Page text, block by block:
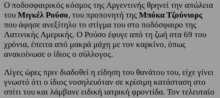
Ο ποδοσφαιρικός κόσμος της Αργεντινής θρηνεί την απώλεια
του Μιγκέλ Ρούσο, του προπονητή της Μπόκα Τζούνιορς
που άφησε ανεξίτηλο το στίγμα του στο ποδόσφαιρο της
Λατινικής Αμερικής. Ο Ρούσο έφυγε από τη ζωή στα 69 του
χρόνια, έπειτα από μακρά μάχη με τον καρκίνο, όπως
ανακοίνωσε ο ίδιος ο σύλλογος.
Λίγες ώρες πριν διαδοθεί η είδηση του θανάτου του, είχε γίνει
γνωστό ότι ο ίδιος νοσηλευόταν σε κρίσιμη κατάσταση στο
σπίτι του και λάμβανε ειδική ιατρική φροντίδα. Τον τελευταίο